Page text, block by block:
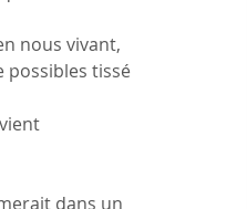
nous vivant,
possibles tissé
dans un